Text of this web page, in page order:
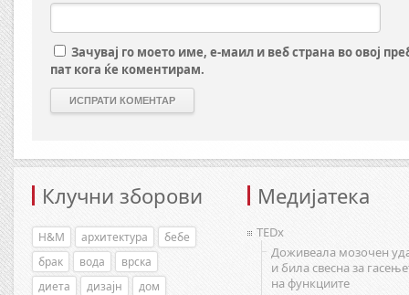
Зачувај го моето име, е-маил и веб страна во овој
пат кога ќе коментирам.
Клучни зборови
H&M архитектура
бебе
брак
вода
врска
диета
дизајн
дом
Медијатека
TEDx
Доживеала мозочен
и била свесна за
на функциите